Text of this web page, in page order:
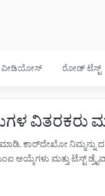
ವೀಡಿಯೋಸ್ ರೋಡ್ ಟೆಸ್ಟ್
ವಿತರಕರು
ಕಾರ್‌ದೇಖೋ ನಿಮ್ಮನ್ನು
ಆಯ್ಕೆಗಳು ಮತ್ತು ಟೆಸ್ಟ್